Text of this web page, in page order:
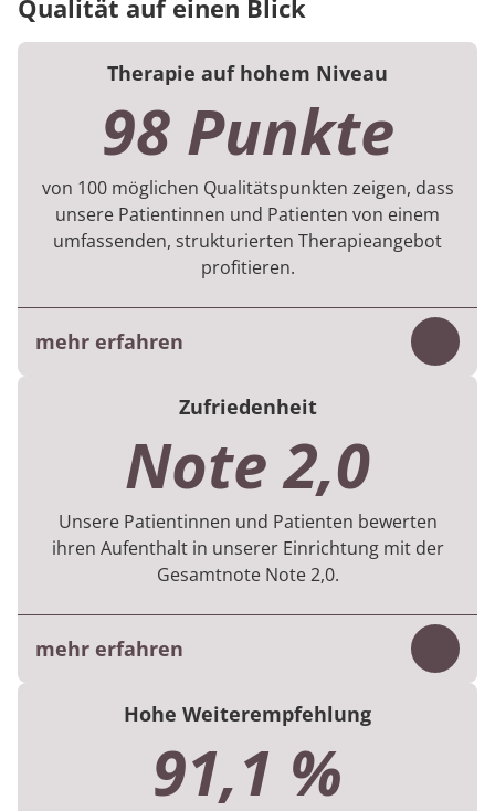
Qualität auf einen Blick
Therapie auf hohem Niveau
98 Punkte
von 100 möglichen Qualitätspunkten zeigen, dass
unsere Patientinnen und Patienten von einem
umfassenden, strukturierten Therapieangebot
profitieren.
mehr erfahren
Für jede Rehabilitation gibt es Vorgaben zu
Vielfalt, Menge und Dauer betreffen.
Im 1. Halbjahr 2026 flossen Daten von 607
Patientinnen und Patienten in die Bewertung
ein.
Zufriedenheit
Note 2,0
Unsere Patientinnen und Patienten bewerten
ihren Aufenthalt in unserer Einrichtung mit der
Gesamtnote Note 2,0.
mehr erfahren
Die Bewertung basiert auf der digitalen
Patienten am Ende ihres Aufenthaltes
beantworten.
Hohe Weiterempfehlung
91,1 %